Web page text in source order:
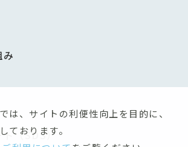
（SDS）
は、サイトの利便性向上を目的に、
ております。